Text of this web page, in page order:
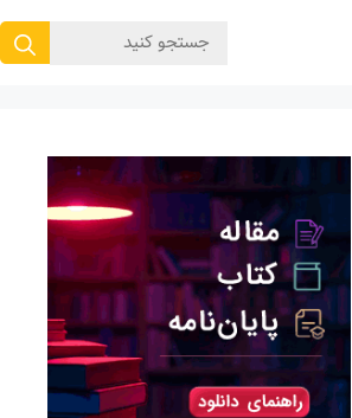
جستجوی